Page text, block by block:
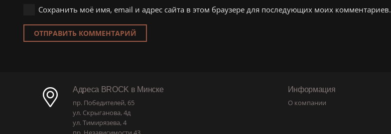
Сохранить моё имя, email и адрес сайта в этом браузере для последующих моих комментариев.
ОТПРАВИТЬ КОММЕНТАРИЙ
Адреса BROCK в Минске
пр. Победителей, 65
ул. Скрыганова, 4д
ул. Тимирязева, 4
Информация
О компании